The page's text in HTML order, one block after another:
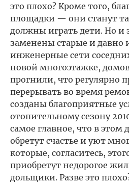
это плохо? Кроме того,
площадки — они станут
должны играть дети. Но и
заменены старые и
инженерные сети
новой многоэтажке,
прогнили, что регулярно
перерывать во время
созданы благоприятные
отопительному сезону
самое главное, что в этом
обретут счастье и уют
которые, согласитесь,
приобретут недорогое
дольщики. Разве это